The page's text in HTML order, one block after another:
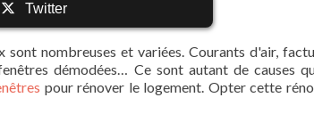
Twitter
sont nombreuses et variées. Courants d'air,
démodées… Ce sont autant de causes
pour rénover le logement. Opter cette